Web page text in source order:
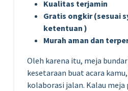
Kualitas terjamin
Gratis ongkir (sesuai
ketentuan )
Murah aman dan
Oleh karena itu, meja
kesetaraan buat acara
kolaborasi jalan. Kalau meja